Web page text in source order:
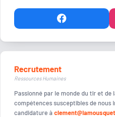
Recrutement
Ressources Humaines
Passionné par le monde du tir et de
compétences susceptibles de nous
candidature à